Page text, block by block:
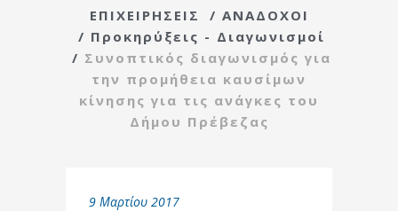
ΕΠΙΧΕΙΡΗΣΕΙΣ / ΑΝΑΔΟΧΟΙ
/ Προκηρύξεις - Διαγωνισμοί
/ Συνοπτικός διαγωνισμός για
την προμήθεια καυσίμων
κίνησης για τις ανάγκες του
Δήμου Πρέβεζας
9 Μαρτίου 2017